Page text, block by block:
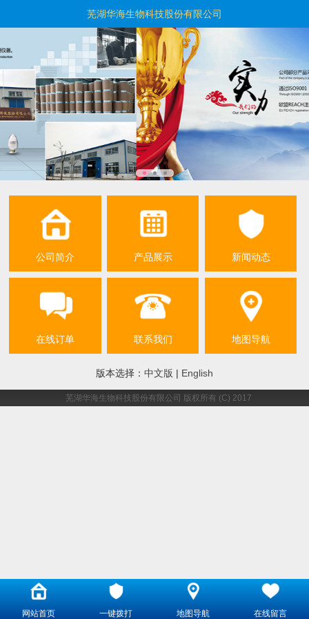
芜湖华海生物科技股份有限公司
公司简介 产品展示 新闻动态
在线订单 联系我们 地图导航
版本选择： 中文版 | English
芜湖华海生物科技股份有限公司 版权所有 (C) 2017
网站首页 一键拨打 地图导航 在线留言